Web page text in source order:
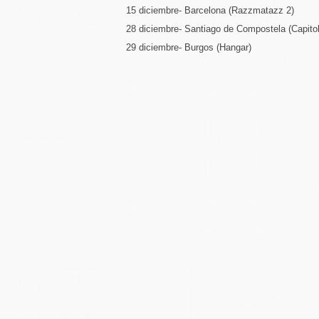
15 diciembre- Barcelona (Razzmatazz 2)
28 diciembre- Santiago de Compostela
29 diciembre- Burgos (Hangar)